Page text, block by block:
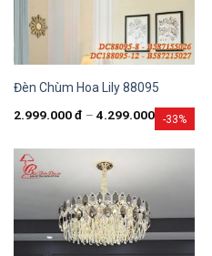
-33%
Đèn Chùm Hoa Lily 88095
2.999.000đ – 4.299.000